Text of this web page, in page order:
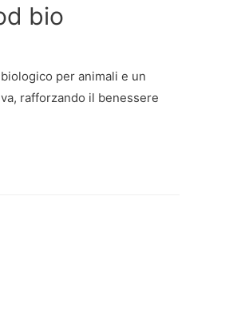
bio
per animali e un
rafforzando il benessere